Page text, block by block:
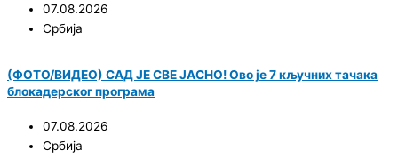
07.08.2026
Србија
(ФОТО/ВИДЕО) САД ЈЕ СВЕ ЈАСНО! Ово је 7 кључних тачака
блокадерског програма
07.08.2026
Србија